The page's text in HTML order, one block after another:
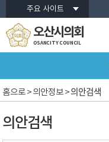
본문바로가기주요 사이트
오산시의회
OSANCITY COUNCIL
의안검색
홈으로> 의안정보 >의안검색